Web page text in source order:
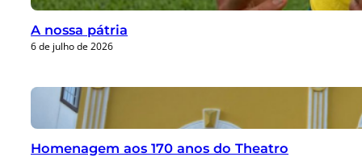
A nossa pátria
6 de julho de 2026
Homenagem aos 170 anos do Theatro